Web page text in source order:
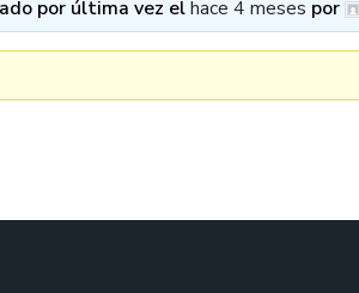
por última vez elhace 4 meses por